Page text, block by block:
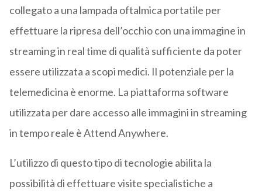
collegato a una lampada oftalmica portatile per
effettuare la ripresa dell’occhio con una immagine in
streaming in real time di qualità sufficiente da poter
essere utilizzata a scopi medici. Il potenziale per la
telemedicina è enorme. La piattaforma software
utilizzata per dare accesso alle immagini in streaming
in tempo reale è Attend Anywhere.
L’utilizzo di questo tipo di tecnologie abilita la
possibilità di effettuare visite specialistiche a